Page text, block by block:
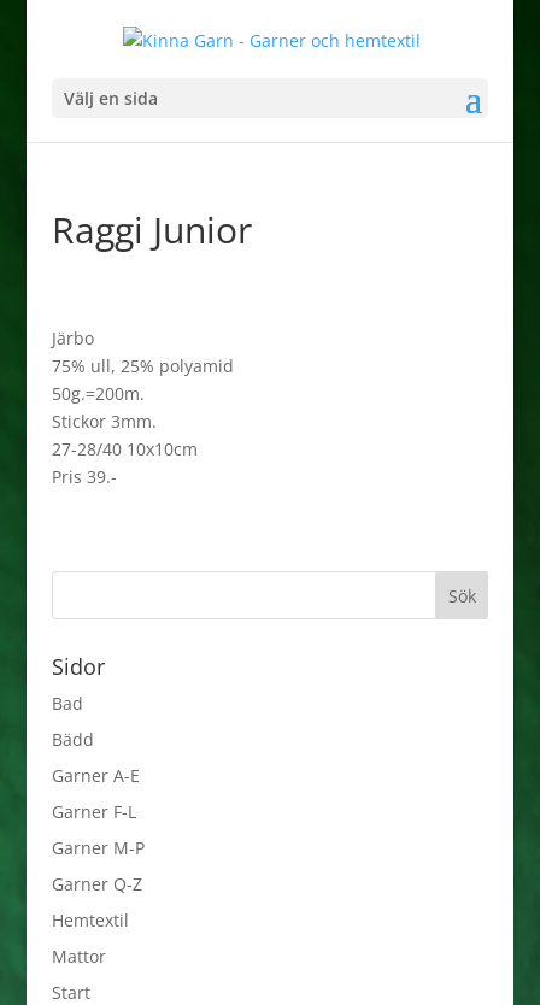
Välj en sida
Raggi Junior
Järbo
75% ull, 25% polyamid
50g.=200m.
Stickor 3mm.
27-28/40 10x10cm
Pris 39.-
Sidor
Bad
Bädd
Garner A-E
Garner F-L
Garner M-P
Garner Q-Z
Hemtextil
Mattor
Start